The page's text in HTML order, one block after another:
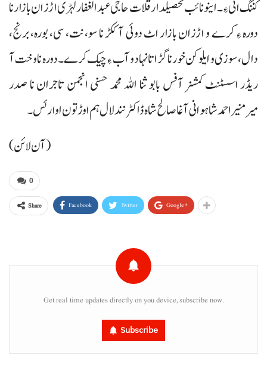
کننگ اٹی ءِ۔ اینو نائب تحصیلدار قلات حاجی عبدالغفار لہڑی اڑزان بازار نا
دورہ ءِ کرے و اڑزان بازار اٹ دوئی آ ککڑ نا سو، نت، سی، بورہ، برنج،
دال، سوزی و ایلو کن خور نا گڑاتا نہاد و آب ءِ چیک کرے۔ دورہ نا وخت آ
ریڈر اسسٹنٹ کمشنر آفس بابو ثنا اللہ محمد حسنی انجمن تاجران نا صدر
میرمنیر احمد شاہوانی آغا صالح شاہ ڈاکٹر نند لال ہم اوڑتون اوار ئس۔
(آن لائن)
0
Share Facebook Twitter Google+
Get real time updates directly on you device, subscribe now.
Subscribe